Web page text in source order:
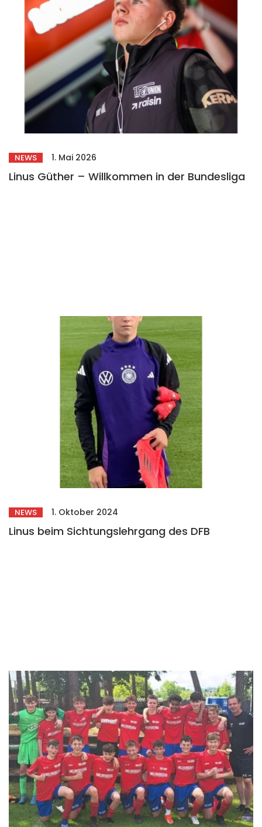
NEWS 1. Mai 2026
Linus Güther – Willkommen in der Bundesliga
NEWS 1. Oktober 2024
Linus beim Sichtungslehrgang des DFB